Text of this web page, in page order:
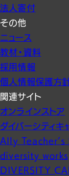
法人寄付
その他
ニュース
教材・資料
採用情報
個人情報保護方
関連サイト
オンラインストア
ダイバーシティキ
Ally Teacher’s
diversity works
DIVERSITY